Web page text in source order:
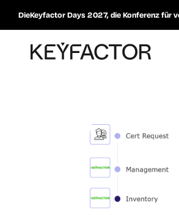
DieKeyfactor Days 2027, die Konferenz für